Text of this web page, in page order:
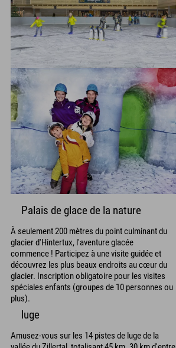
Palais de glace de la nature
À seulement 200 mètres du point culminant du
glacier d'Hintertux, l'aventure glacée
commence ! Participez à une visite guidée et
découvrez les plus beaux endroits au cœur du
glacier. Inscription obligatoire pour les visites
spéciales enfants (groupes de 10 personnes ou
plus).
luge
Amusez-vous sur les 14 pistes de luge de la